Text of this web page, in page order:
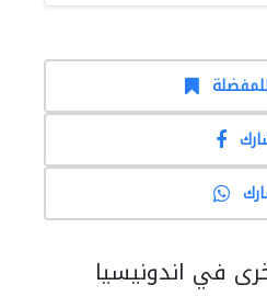
في اندونيسيا